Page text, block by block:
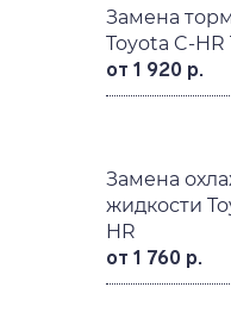
Замена
Toyota C-HR
от 1 920 р.
Замена
жидкости
HR
от 1 760 р.